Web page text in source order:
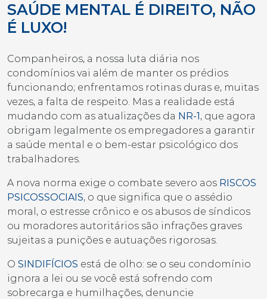
SAÚDE MENTAL É DIREITO, NÃO
É LUXO!
Companheiros, a nossa luta diária nos
condomínios vai além de manter os prédios
funcionando; enfrentamos rotinas duras e, muitas
vezes, a falta de respeito. Mas a realidade está
mudando com as atualizações da NR-1, que agora
obrigam legalmente os empregadores a garantir
a saúde mental e o bem-estar psicológico dos
trabalhadores.
A nova norma exige o combate severo aos RISCOS
PSICOSSOCIAIS, o que significa que o assédio
moral, o estresse crônico e os abusos de síndicos
ou moradores autoritários são infrações graves
sujeitas a punições e autuações rigorosas.
O SINDIFÍCIOS está de olho: se o seu condomínio
ignora a lei ou se você está sofrendo com
sobrecarga e humilhações, denuncie